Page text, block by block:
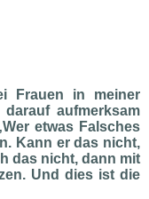
Frauen in meiner
aufmerksam
etwas Falsches
Kann er das nicht,
das nicht, dann mit
Und dies ist die